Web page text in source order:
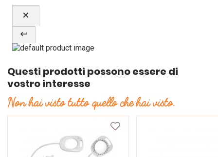
Questi prodotti possono essere di
vostro interesse
Non hai visto tutto quello che hai visto.